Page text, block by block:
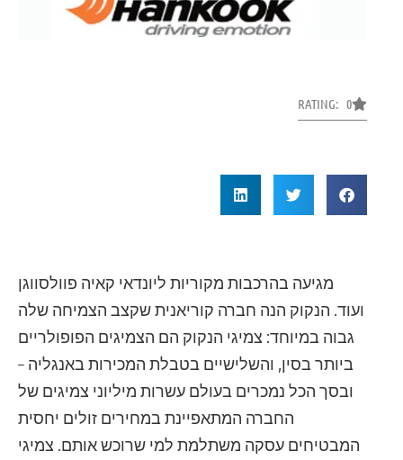
RATING: 0
מגיעה בהרכבות מקוריות ליונדאי קאיה פוולסווגן
ועוד. הנקוק הנה חברה קוריאנית שקצב הצמיחה שלה
גבוה במיוחד: צמיגי הנקוק הם הצמיגים הפופולריים
ביותר בסין, והשלישיים בטבלת המכירות באנגליה –
ובסך הכל נמכרים בעולם עשרות מיליוני צמיגים של
החברה המתאפיינת במחירים זולים יחסית
המבטיחים עסקה משתלמת למי שרוכש אותם. צמיגי